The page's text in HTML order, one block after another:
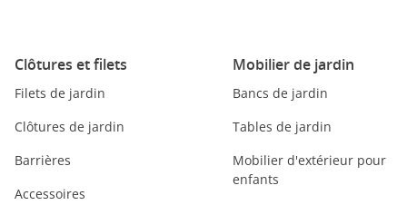
Clôtures et filets
Filets de jardin
Clôtures de jardin
Barrières
Accessoires
Mobilier de jardin
Bancs de jardin
Tables de jardin
Mobilier d'extérieur pour
enfants